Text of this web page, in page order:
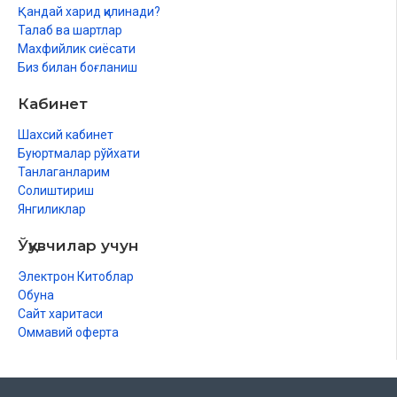
Юшаъ ибн Нун алайҳиссалам
Ҳизқил (Ҳизқиял) алайҳиссалам
Сулайман алайҳиссалам
Ишаъя алайҳиссалам
Байтул Мақдистиң ўайран болыўы
Европа цивилизациясының басланыўы
Бәний Исрайыл тарийхының даўамы
Зәкария алайҳиссалам
Ийса алайҳиссалам
Қандай харид қилинади?
Талаб ва шартлар
Махфийлик сиёсати
Биз билан боғланиш
Кабинет
Шахсий кабинет
Буюртмалар рўйхати
Танлаганларим
Солиштириш
Янгиликлар
Ўқувчилар учун
Электрон Китоблар
Обуна
Сайт харитаси
Оммавий оферта